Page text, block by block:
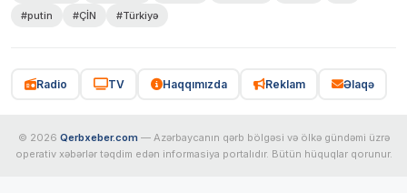
#putin #ÇİN #Türkiyə
Radio TV Haqqımızda Reklam Əlaqə
© 2026 Qerbxeber.com — Azərbaycanın qərb bölgəsi və ölkə gündəmi üzrə
operativ xəbərlər təqdim edən informasiya portalıdır. Bütün hüquqlar qorunur.